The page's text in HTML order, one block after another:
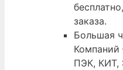
заказа.
Большая
ПЭК, КИТ,